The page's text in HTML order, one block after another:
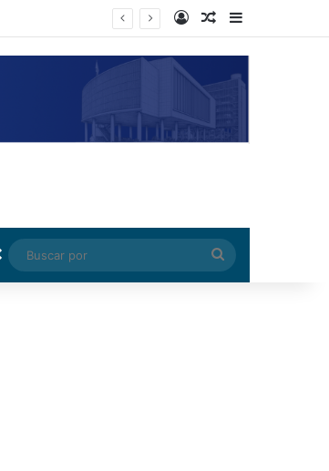
Log InRandom Article
Sidebar
Random Article
Buscar
por